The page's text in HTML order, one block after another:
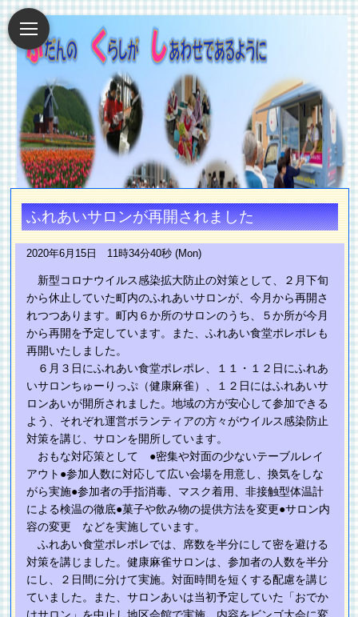
ふれあいサロンが再開されました
2020年6月15日 11時34分40秒 (Mon)
新型コロナウイルス感染拡大防止の対策として、２月下旬
から休止していた町内のふれあいサロンが、今月から再開さ
れつつあります。町内６か所のサロンのうち、５か所が今月
から再開を予定しています。また、ふれあい食堂ポレポレも
再開いたしました。
６月３日にふれあい食堂ポレポレ、１１・１２日にふれあ
いサロンちゅーりっぷ（健康麻雀）、１２日にはふれあいサ
ロンあいが開所されました。地域の方が安心して参加できる
よう、それぞれ運営ボランティアの方々がウイルス感染防止
対策を講じ、サロンを開所しています。
おもな対応策として ●密集や対面の少ないテーブルレイ
アウト●参加人数に対応して広い会場を用意し、換気をしな
がら実施●参加者の手指消毒、マスク着用、非接触型体温計
による検温の徹底●菓子や飲み物の提供方法を変更●サロン内
容の変更 などを実施しています。
ふれあい食堂ポレポレでは、席数を半分にして密を避ける
対策を講じました。健康麻雀サロンは、参加者の人数を半分
にし、２日間に分けて実施。対面時間を短くする配慮を講じ
ていました。また、サロンあいは当初予定していた「おでか